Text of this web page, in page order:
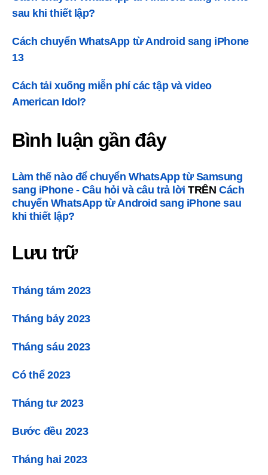
sau khi thiết lập?
Cách chuyển WhatsApp từ Android sang iPhone
13
Cách tải xuống miễn phí các tập và video
American Idol?
Bình luận gần đây
Làm thế nào để chuyển WhatsApp từ Samsung
sang iPhone - Câu hỏi và câu trả lời TRÊNCách
chuyển WhatsApp từ Android sang iPhone sau
khi thiết lập?
Lưu trữ
Tháng tám 2023
Tháng bảy 2023
Tháng sáu 2023
Có thể 2023
Tháng tư 2023
Bước đều 2023
Tháng hai 2023